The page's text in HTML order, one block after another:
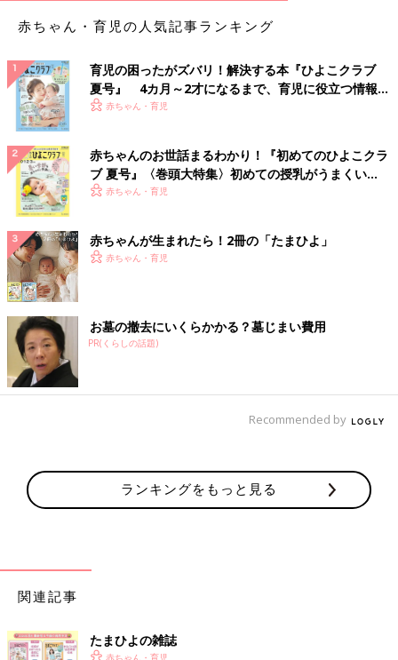
赤ちゃん・育児の人気記事ランキング
育児の困ったがズバリ！解決する本『ひよこクラブ
夏号』 4カ月～2才になるまで、育児に役立つ情報が
いっぱい！
赤ちゃん・育児
赤ちゃんのお世話まるわかり！『初めてのひよこクラ
ブ 夏号』〈巻頭大特集〉初めての授乳がうまくい
く！ おっぱい・ミルクの基本と夏のトラブル 解決テ
赤ちゃん・育児
赤ちゃんが生まれたら！2冊の「たまひよ」
赤ちゃん・育児
お墓の撤去にいくらかかる？墓じまい費用
PR(くらしの話題)
Recommended by
ランキングをもっと見る
関連記事
たまひよの雑誌
赤ちゃん・育児